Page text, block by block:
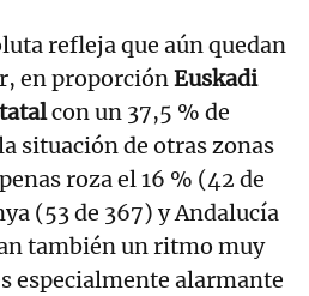
refleja que aún quedan
en proporciónEuskadi
con un 37,5 % de
situación de otras zonas
roza el 16 % (42 de
(53 de 367) y Andalucía
también un ritmo muy
especialmente alarmante